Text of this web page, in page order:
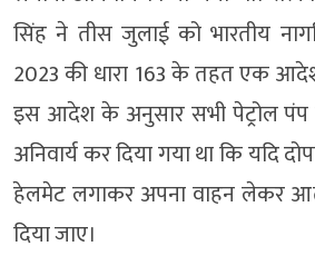
सिंह ने तीस जुलाई को भारतीय
2023 की धारा 163 के तहत एक आदेश
इस आदेश के अनुसार सभी पेट्रोल
अनिवार्य कर दिया गया था कि यदि
हेलमेट लगाकर अपना वाहन लेकर
दिया जाए।